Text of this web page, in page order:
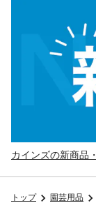
カインズの新商品
トップ 園芸用品